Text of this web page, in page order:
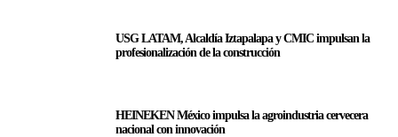
USG LATAM, Alcaldía Iztapalapa y CMIC impulsan la
profesionalización de la construcción
HEINEKEN México impulsa la agroindustria cervecera
nacional con innovación